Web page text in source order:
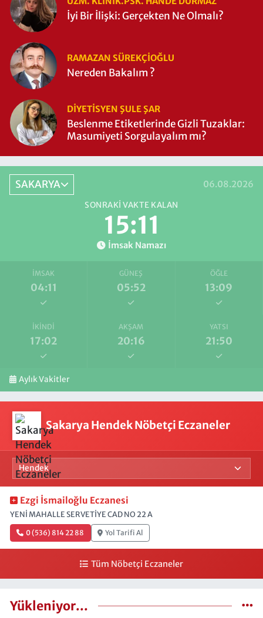
İyi Bir İlişki: Gerçekten Ne Olmalı?
RAMAZAN SÜREKÇIOĞLU
Nereden Bakalım ?
DIYETISYEN ŞULE ŞAR
Beslenme Etiketlerinde Gizli Tuzaklar:
Masumiyeti Sorgulayalım mı?
SAKARYA 06.08.2026
SONRAKI VAKTE KALAN
15:10
İmsak Namazı
İMSAK
04:11
GÜNEŞ
05:52
ÖĞLE
13:09
İKINDI
17:02
AKŞAM
20:16
YATSI
21:50
Aylık Vakitler
Sakarya Hendek Nöbetçi Eczaneler
Ezgi İsmailoğlu Eczanesi
YENİ MAHALLE SERVETİYE CAD NO 22 A
0 (536) 814 22 88 Yol Tarifi Al
Tüm Nöbetçi Eczaneler
Yükleniyor...